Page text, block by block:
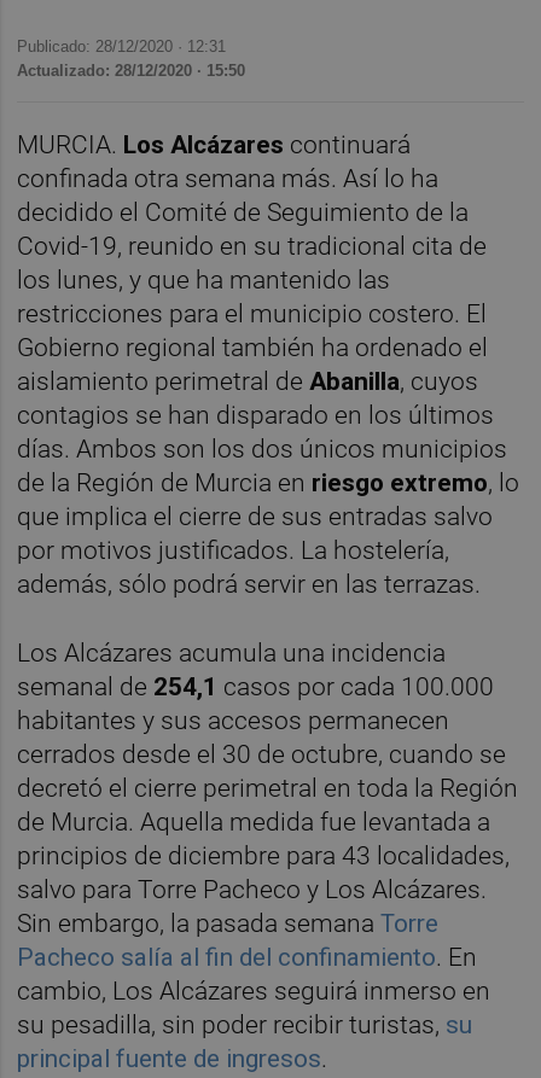
Publicado: 28/12/2020 · 12:31
Actualizado: 28/12/2020 · 15:50
MURCIA. Los Alcázares continuará
confinada otra semana más. Así lo ha
decidido el Comité de Seguimiento de la
Covid-19, reunido en su tradicional cita de
los lunes, y que ha mantenido las
restricciones para el municipio costero. El
Gobierno regional también ha ordenado el
aislamiento perimetral deAbanilla, cuyos
contagios se han disparado en los últimos
días. Ambos son los dos únicos municipios
de la Región de Murcia en riesgo extremo, lo
que implica el cierre de sus entradas salvo
por motivos justificados. La hostelería,
además, sólo podrá servir en las terrazas.
Los Alcázares acumula una incidencia
semanal de 254,1 casos por cada 100.000
habitantes y sus accesos permanecen
cerrados desde el 30 de octubre, cuando se
decretó el cierre perimetral en toda la Región
de Murcia. Aquella medida fue levantada a
principios de diciembre para 43 localidades,
salvo para Torre Pacheco y Los Alcázares.
Sin embargo, la pasada semanaTorre
Pacheco salía al fin del confinamiento. En
cambio, Los Alcázares seguirá inmerso en
su pesadilla, sin poder recibir turistas, su
principal fuente de ingresos.